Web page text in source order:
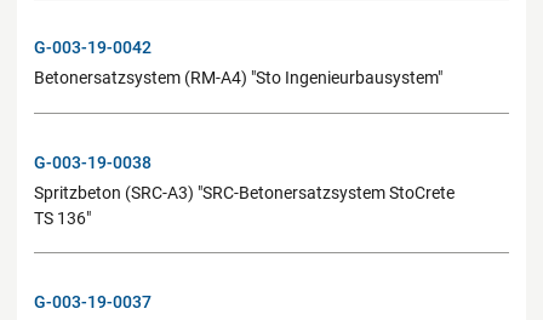
G-003-19-0042
Betonersatzsystem (RM-A4) "Sto Ingenieurbausystem"
G-003-19-0038
Spritzbeton (SRC-A3) "SRC-Betonersatzsystem StoCrete
TS 136"
G-003-19-0037